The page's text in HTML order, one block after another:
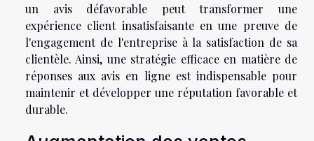
un avis défavorable peut transformer une
expérience client insatisfaisante en une preuve de
l'engagement de l'entreprise à la satisfaction de sa
clientèle. Ainsi, une stratégie efficace en matière de
réponses aux avis en ligne est indispensable pour
maintenir et développer une réputation favorable et
durable.